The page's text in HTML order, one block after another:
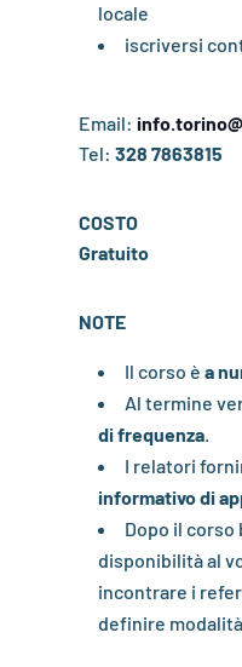
locale
iscriversi
Email:
Tel: 328 7863815
COSTO
Gratuito
NOTE
Il corso è a
Al termine
di frequenza.
I relatori
informativo di
Dopo il corso
disponibilità al
incontrare i
definire